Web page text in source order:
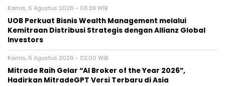
Kamis, 6 Agustus 2026 - 06:39 WIB
UOB Perkuat Bisnis Wealth Management melalui
Kemitraan Distribusi Strategis dengan Allianz Global
Investors
Kamis, 6 Agustus 2026 - 02:00 WIB
Mitrade Raih Gelar “AI Broker of the Year 2026”,
Hadirkan MitradeGPT Versi Terbaru di Asia